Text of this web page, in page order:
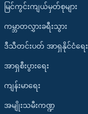
မြင်ကွင်းကျယ်မှတ်စုများ
ကမ္ဘာတလွှားခရီးသွား
ဒီသီတင်းပတ် အာရှနိုင်ငံရေး
အာရှစီးပွားရေး
ကျန်းမာရေး
အမျိုးသမီးကဏ္ဍ